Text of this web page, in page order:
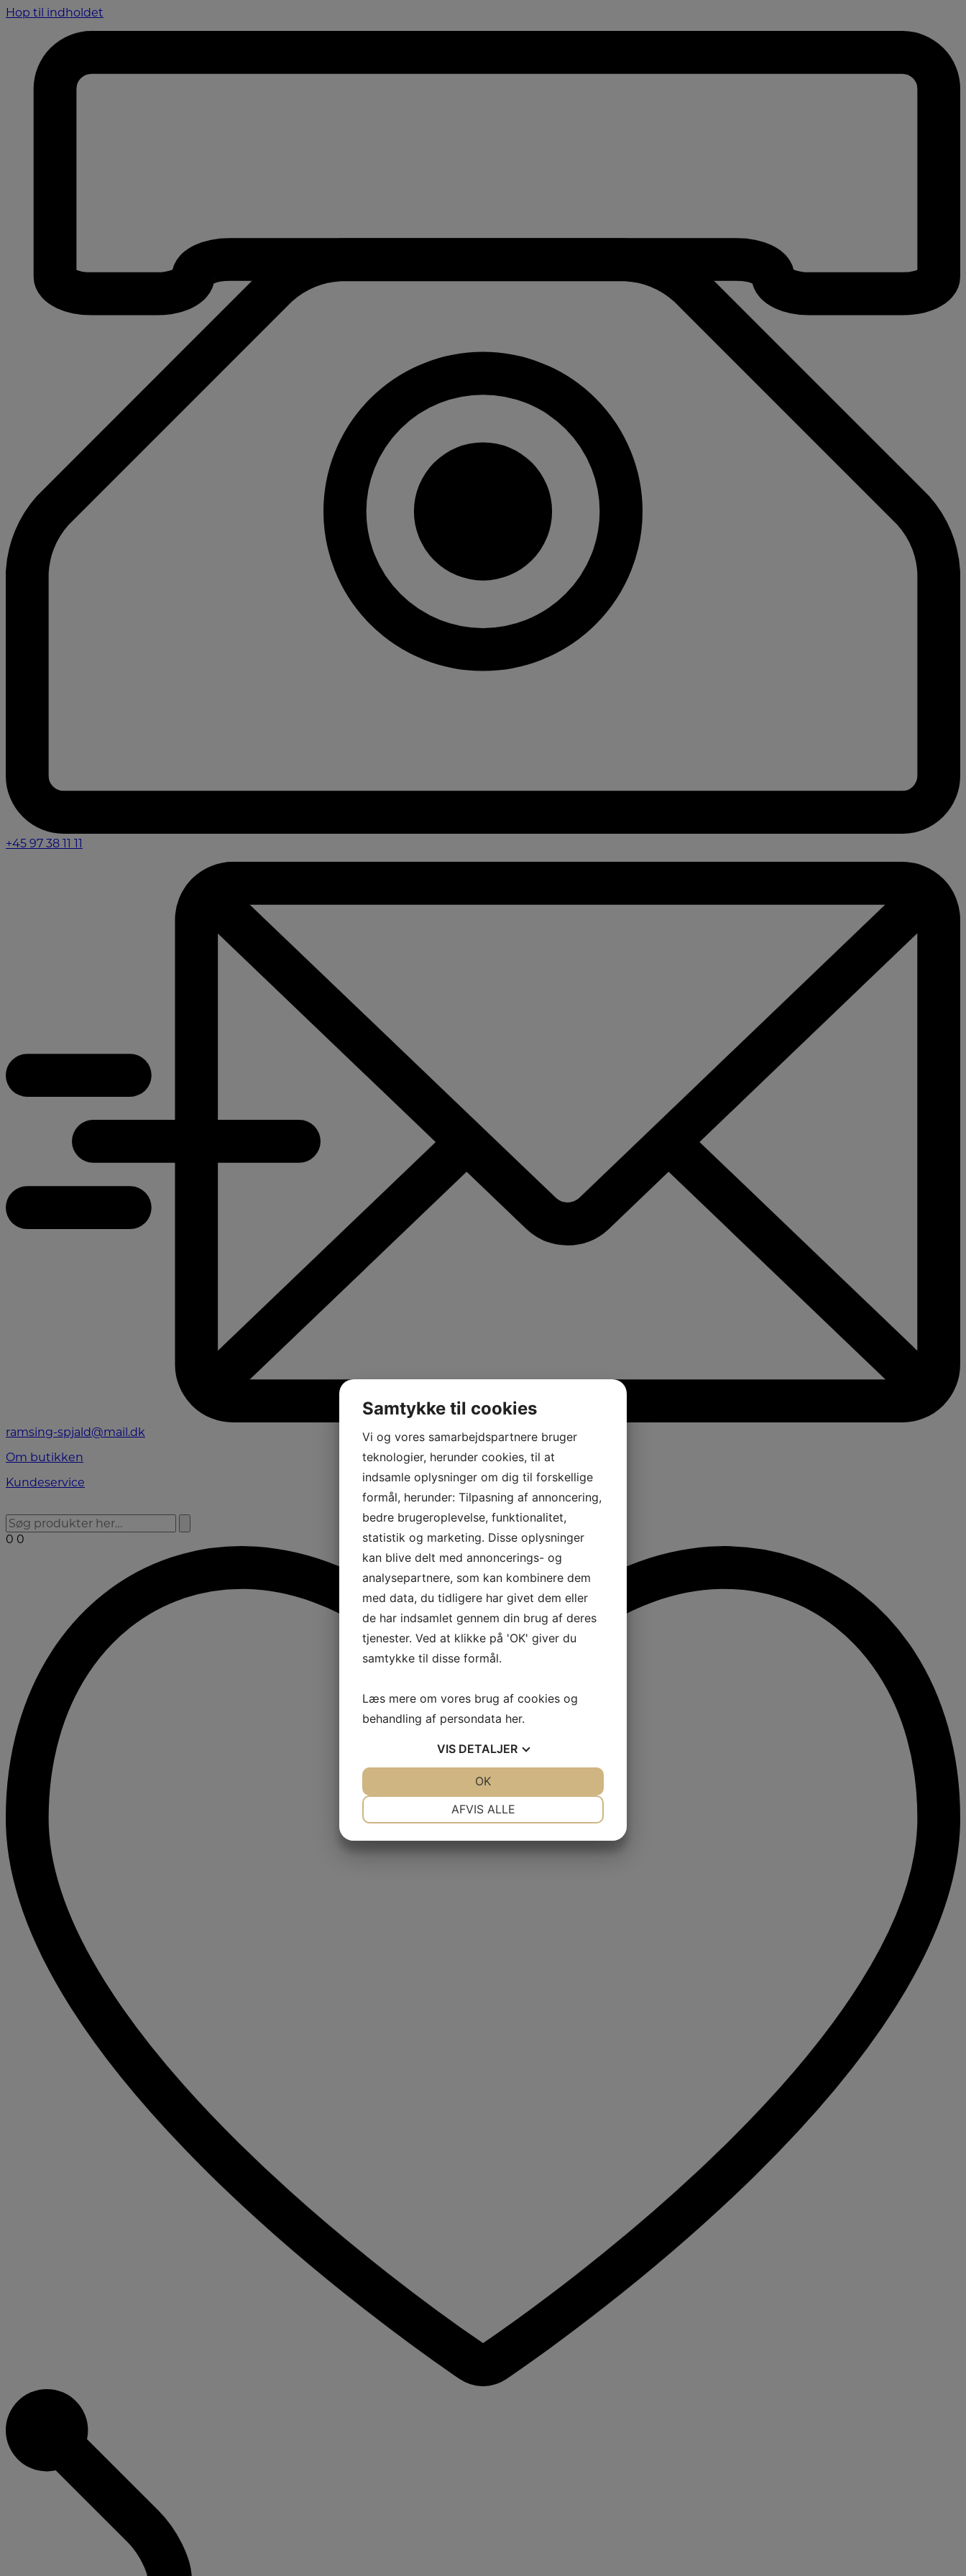
Hop til indholdet
+45 97 38 11 11
ramsing-spjald@mail.dk
Om butikken
Kundeservice
0 0
Samtykke til cookies
Vi og vores samarbejdspartnere bruger
teknologier, herunder cookies, til at
indsamle oplysninger om dig til forskellige
formål, herunder: Tilpasning af annoncering,
bedre brugeroplevelse, funktionalitet,
statistik og marketing. Disse oplysninger
kan blive delt med annoncerings- og
analysepartnere, som kan kombinere dem
med data, du tidligere har givet dem eller
de har indsamlet gennem din brug af deres
tjenester. Ved at klikke på 'OK' giver du
samtykke til disse formål.
Læs mere om vores brug af cookies og
behandling af persondata her.
VIS DETALJER
AFVIS ALLE
OK